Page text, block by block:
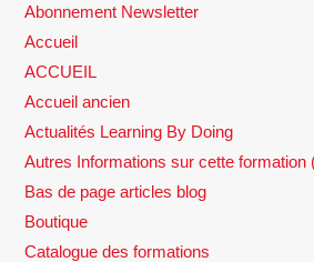
Abonnement Newsletter
Accueil
ACCUEIL
Accueil ancien
Actualités Learning By Doing
Autres Informations sur cette formation
Bas de page articles blog
Boutique
Catalogue des formations